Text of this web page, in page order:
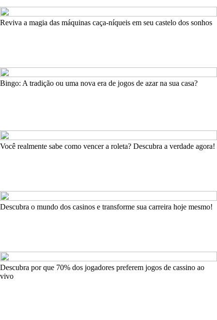
Reviva a magia das máquinas caça-níqueis em seu castelo dos sonhos
Bingo: A tradição ou uma nova era de jogos de azar na sua casa?
Você realmente sabe como vencer a roleta? Descubra a verdade agora!
Descubra o mundo dos casinos e transforme sua carreira hoje mesmo!
Descubra por que 70% dos jogadores preferem jogos de cassino ao
vivo